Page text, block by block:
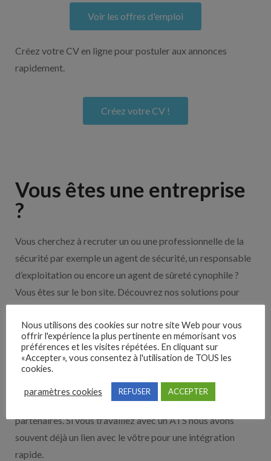
Voir les offres d'emploi
Créez votre CV en ligne pour postuler aux annonces
rapidement.
Créez votre CV !
Vous êtes une entreprise
?
Vous cherchez à recruter un ou une professionnelle de la
sécurité par exemple un agent de sécurité, un responsable
d’exploitation ou encore un agent de sûreté cynophile ?
Vous êtes sur le bon site. Découvrez nos solutions pour
Nos solutions entreprises
Découvrez nos partenaires ! Moteurs de recherches,
multidiffuseurs, sites payant… nombreux sont nos
partenaires. Si vous travaillez avec un ATS nous avons
souvent déjà un lien avec le vôtre pour une intégration
rapide.
Nous utilisons des cookies sur notre site Web pour vous
offrir l'expérience la plus pertinente en mémorisant vos
préférences et les visites répétées. En cliquant sur
«Accepter», vous consentez à l'utilisation de TOUS les
cookies.
paramètres cookies REFUSER ACCEPTER